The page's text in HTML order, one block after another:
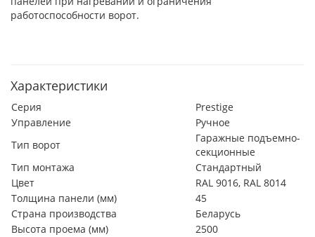
работоспособности ворот.
Характеристики
Серия
Prestige
Управление
Ручное
Тип ворот
Гаражные подъемно-
секционные
Тип монтажа
Стандартный
Цвет
RAL 9016, RAL 8014
Толщина панели (мм)
45
Страна производства
Беларусь
Высота проема (мм)
2500